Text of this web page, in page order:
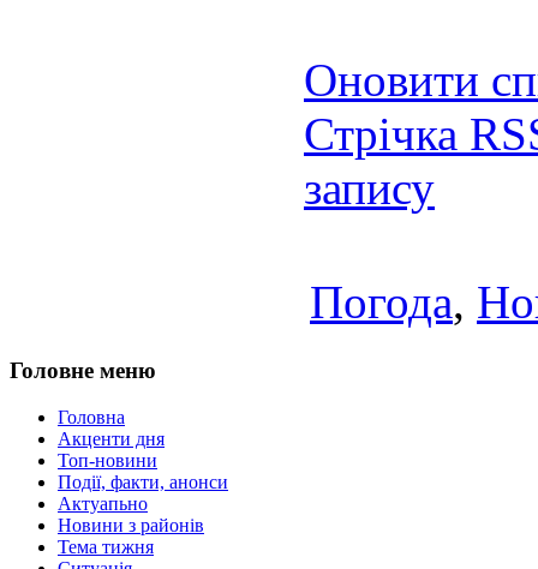
Оновити
Стрічка
запису
Погода,
Головне меню
Головна
Акценти дня
Топ-новини
Події, факти, анонси
Актуапьно
Новини з районів
Тема тижня